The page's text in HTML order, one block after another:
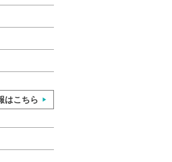
はこちら